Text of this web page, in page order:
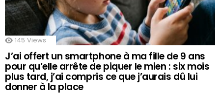
145 Views
J’ai offert un smartphone à ma fille de 9 ans
pour qu’elle arrête de piquer le mien : six mois
plus tard, j’ai compris ce que j’aurais dû lui
donner à la place